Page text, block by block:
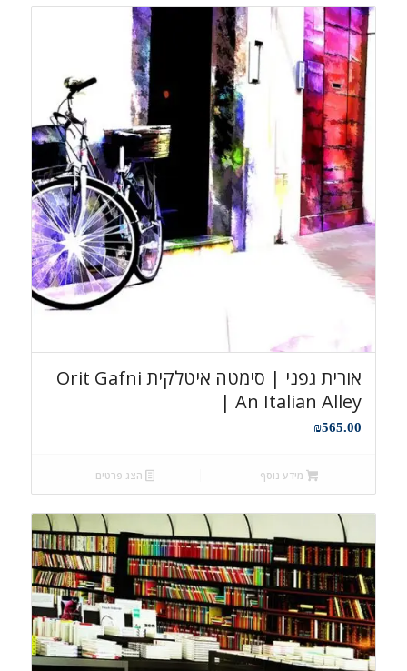
אורית גפני | סימטה איטלקית Orit Gafni
| An Italian Alley
₪565.00
מידע נוסף הצג פרטים